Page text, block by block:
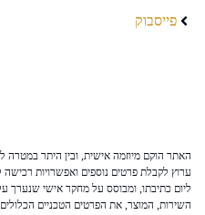
פייסבוק
האתר הוקם מיוזמה אישית, ובין היתר
ערוץ לקבלת פרטים נוספים ואפשרויות רכישה
ליום כתיבתו, ומבוסס על מחקר אישי שנערך
השירות, המוצר, את הפרטים הטכניים